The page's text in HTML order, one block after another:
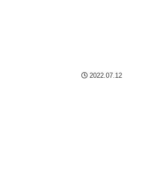
2022.07.12